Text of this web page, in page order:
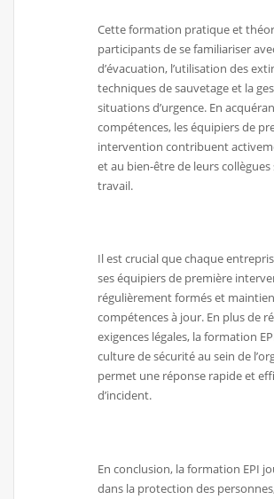
Cette formation pratique et
participants de se familiariser
d’évacuation, l’utilisation des
techniques de sauvetage et la
situations d’urgence. En
compétences, les équipiers de
intervention contribuent
et au bien-être de leurs collègues
travail.
Il est crucial que chaque
ses équipiers de première
régulièrement formés et
compétences à jour. En plus de
exigences légales, la formation
culture de sécurité au sein de
permet une réponse rapide et
d’incident.
En conclusion, la formation EPI
dans la protection des